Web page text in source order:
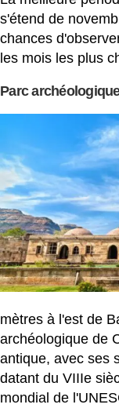
s'étend de
chances
les mois les plus
Parc
mètres à l'est de
archéologique de
antique, avec ses
datant du VIIIe
mondial de